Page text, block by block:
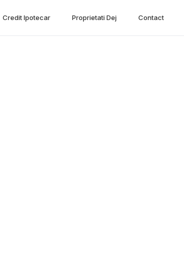
Credit Ipotecar Proprietati Dej Contact